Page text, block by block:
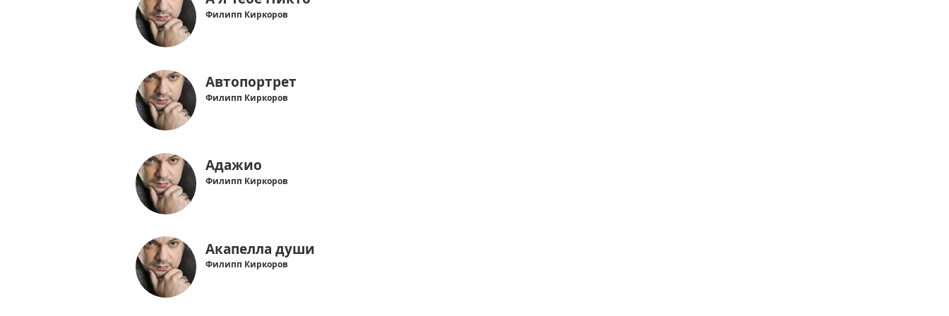
Филипп Киркоров
Автопортрет
Филипп Киркоров
Адажио
Филипп Киркоров
Акапелла души
Филипп Киркоров